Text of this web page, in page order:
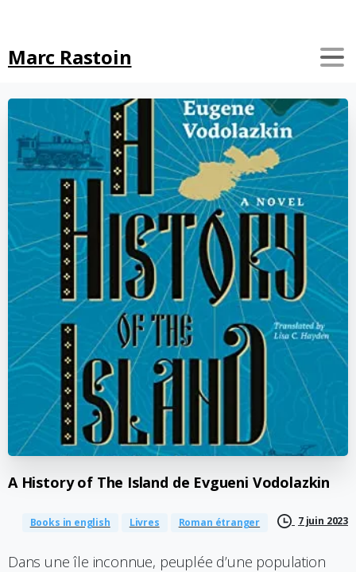
Marc Rastoin
A History of The Island de Evgueni Vodolazkin
Books in english Livres Roman étranger 7 juin 2023
Dans une île inconnue, peuplée d’une population